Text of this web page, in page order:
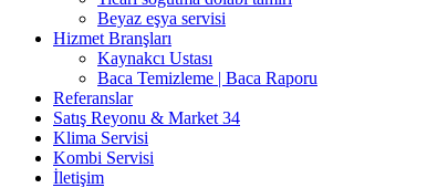
Beyaz eşya servisi
Hizmet Branşları
Kaynakcı Ustası
Baca Temizleme | Baca Raporu
Referanslar
Satış Reyonu & Market 34
Klima Servisi
Kombi Servisi
İletişim